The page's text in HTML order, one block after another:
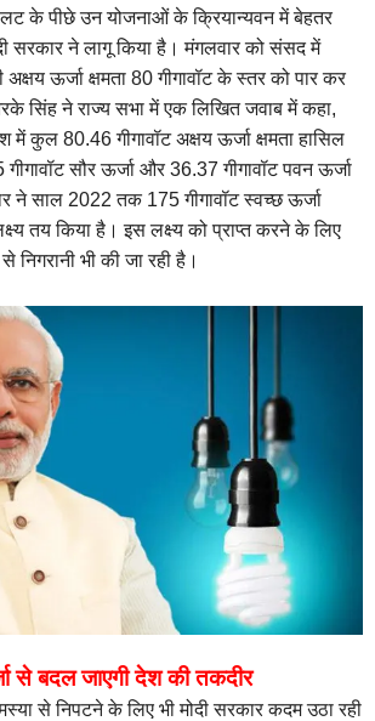
के पीछे उन योजनाओं के क्रियान्यवन में बेहतर
सरकार ने लागू किया है। मंगलवार को संसद में
अक्षय ऊर्जा क्षमता 80 गीगावॉट के स्तर को पार कर
सिंह ने राज्य सभा में एक लिखित जवाब में कहा,
कुल 80.46 गीगावॉट अक्षय ऊर्जा क्षमता हासिल
सौर ऊर्जा और 36.37 गीगावॉट पवन ऊर्जा
ने साल 2022 तक 175 गीगावॉट स्वच्छ ऊर्जा
लक्ष्य तय किया है। इस लक्ष्य को प्राप्त करने के लिए
निगरानी भी की जा रही है।
से बदल जाएगी देश की तकदीर
से निपटने के लिए भी मोदी सरकार कदम उठा रही